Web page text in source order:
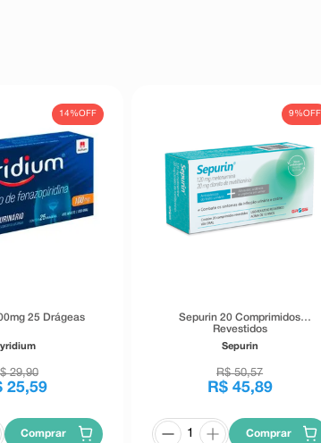
14%OFF
25 Drágeas
29,90
25,59
Comprar
9%OFF
Sepurin 20 Comprimidos
Revestidos
Sepurin
R$ 50,57
R$ 45,89
Comprar